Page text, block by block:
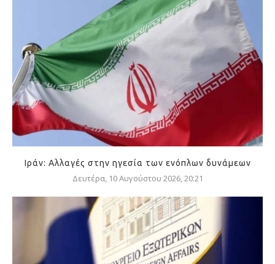
Ιράν: Αλλαγές στην ηγεσία των ενόπλων δυνάμεων
Δευτέρα, 10 Αυγούστου 2026, 20:21